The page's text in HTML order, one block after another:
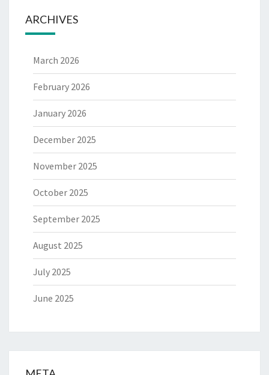
ARCHIVES
March 2026
February 2026
January 2026
December 2025
November 2025
October 2025
September 2025
August 2025
July 2025
June 2025